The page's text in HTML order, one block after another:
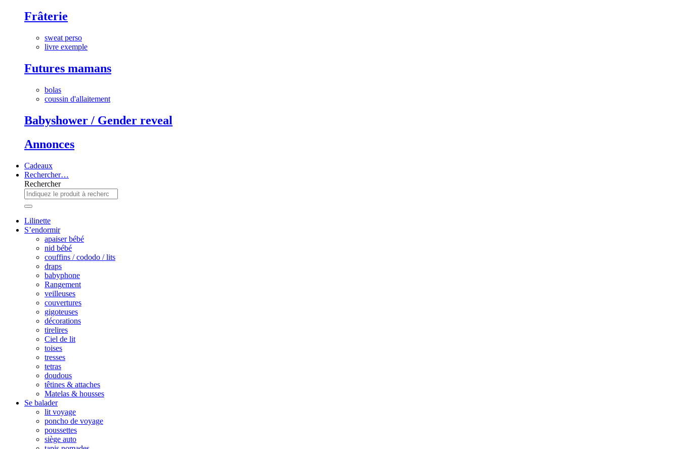
Frâterie
sweat perso
livre exemple
Futures mamans
bolas
coussin d'allaitement
Babyshower / Gender reveal
Annonces
Cadeaux
Rechercher…
Rechercher
Lilinette
S’endormir
apaiser bébé
nid bébé
couffins / cododo / lits
draps
babyphone
Rangement
veilleuses
couvertures
gigoteuses
décorations
tirelires
Ciel de lit
toises
tresses
tetras
doudous
têtines & attaches
Matelas & housses
Se balader
lit voyage
poncho de voyage
poussettes
siège auto